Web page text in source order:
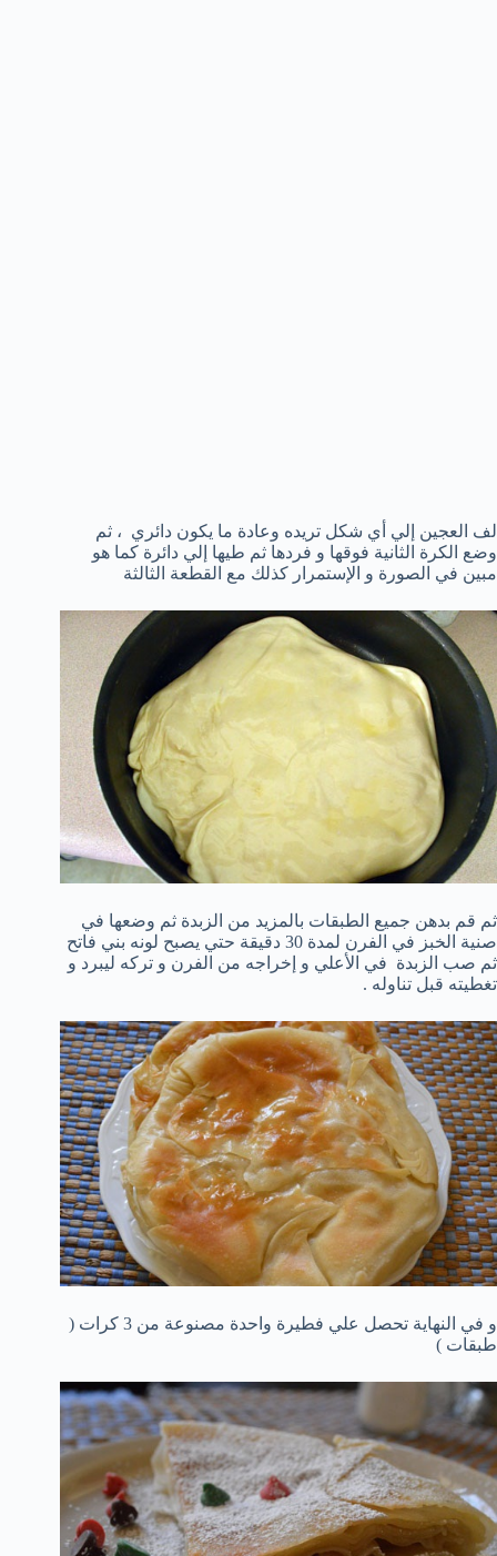
لف العجين إلي أي شكل تريده وعادة ما يكون دائري ، ثم
وضع الكرة الثانية فوقها و فردها ثم طيها إلي دائرة كما هو
مبين في الصورة و الإستمرار كذلك مع القطعة الثالثة
ثم قم بدهن جميع الطبقات بالمزيد من الزبدة ثم وضعها في
صنية الخبز في الفرن لمدة 30 دقيقة حتي يصبح لونه بني فاتح
ثم صب الزبدة في الأعلي و إخراجه من الفرن و تركه ليبرد و
تغطيته قبل تناوله .
و في النهاية تحصل علي فطيرة واحدة مصنوعة من 3 كرات (
طبقات )